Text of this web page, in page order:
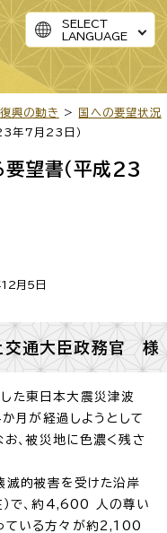
SELECT
LANGUAGE
復興の動き >
国への要望状況
年7月23日）
望書（平成23
月5日
交通大臣政務官 様
た東日本大震災津波
月が経過しようとして
お、被災地に色濃く残さ
滅的被害を受けた沿岸
で、約4,600 人の尊い
ている方々が約2,100